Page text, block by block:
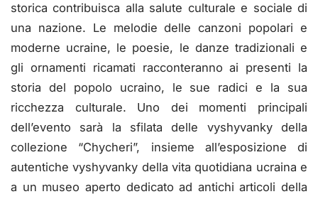
storica contribuisca alla salute culturale e sociale di
una nazione. Le melodie delle canzoni popolari e
moderne ucraine, le poesie, le danze tradizionali e
gli ornamenti ricamati racconteranno ai presenti la
storia del popolo ucraino, le sue radici e la sua
ricchezza culturale. Uno dei momenti principali
dell’evento sarà la sfilata delle vyshyvanky della
collezione “Chycheri”, insieme all’esposizione di
autentiche vyshyvanky della vita quotidiana ucraina e
a un museo aperto dedicato ad antichi articoli della